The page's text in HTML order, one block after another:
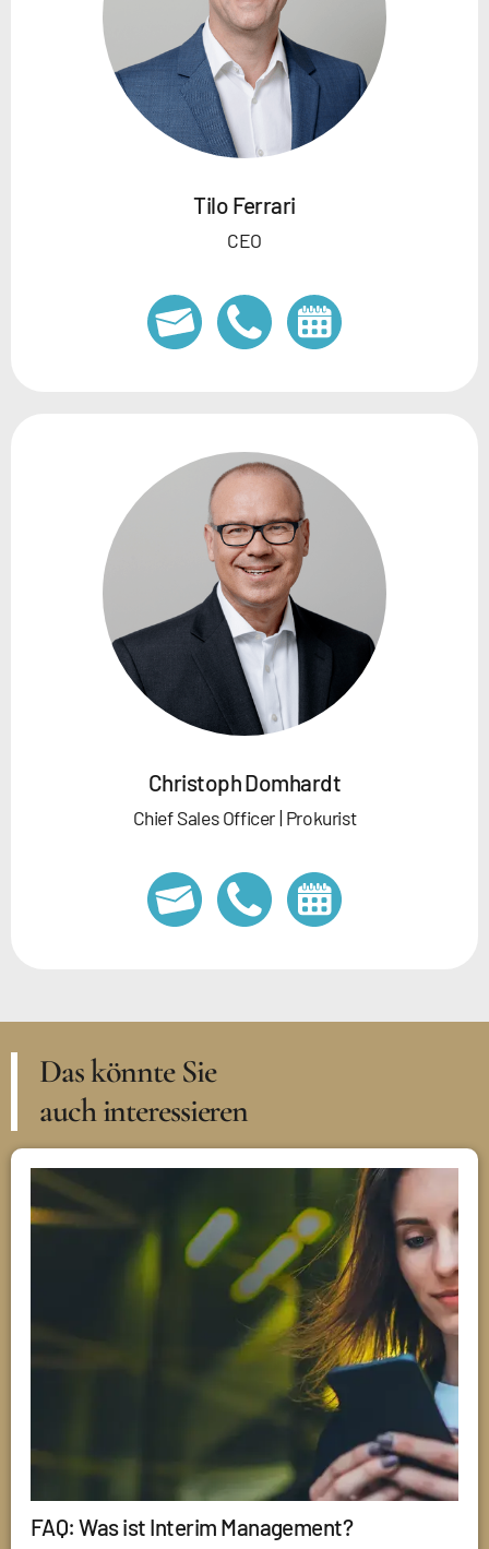
Tilo Ferrari
CEO
Christoph Domhardt
Chief Sales Officer | Prokurist
Das könnte Sie
auch interessieren
FAQ: Was ist Interim Management?